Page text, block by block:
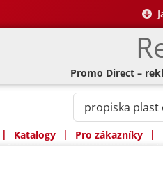
Promo Direct –
| Katalogy | Pro zákazníky |